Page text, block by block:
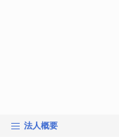
法人概要